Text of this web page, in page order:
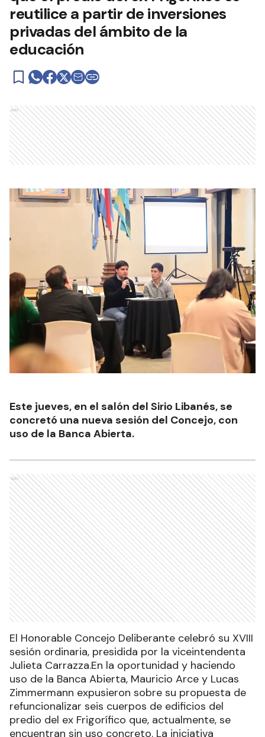
reutilice a partir de inversiones
privadas del ámbito de la
educación
Ads
Este jueves, en el salón del Sirio Libanés, se
concretó una nueva sesión del Concejo, con
uso de la Banca Abierta.
Ads
El Honorable Concejo Deliberante celebró su XVIII
sesión ordinaria, presidida por la viceintendenta
Julieta Carrazza.En la oportunidad y haciendo
uso de la Banca Abierta, Mauricio Arce y Lucas
Zimmermann expusieron sobre su propuesta de
refuncionalizar seis cuerpos de edificios del
predio del ex Frigorífico que, actualmente, se
encuentran sin uso concreto. La iniciativa